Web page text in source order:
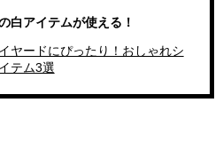
白アイテムが使える！
ヤードにぴったり！おしゃれシ
テム3選